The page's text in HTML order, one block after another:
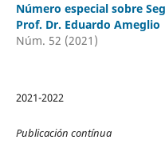
Número especial sobre
Prof. Dr. Eduardo Ameglio
Núm. 52 (2021)
2021-2022
Publicación contínua